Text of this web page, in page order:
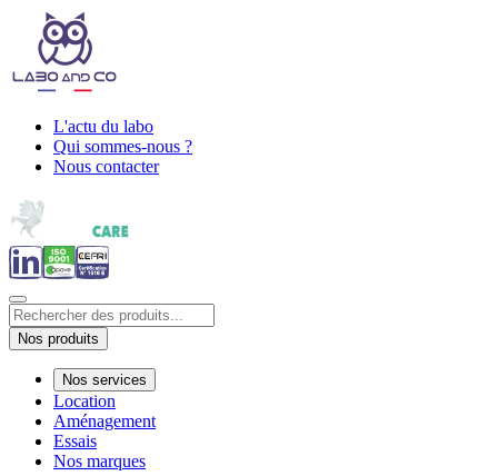
L'actu du labo
Qui sommes-nous ?
Nous contacter
Nos produits
Nos services
Location
Aménagement
Essais
Nos marques